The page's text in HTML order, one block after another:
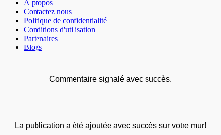
À propos
Contactez nous
Politique de confidentialité
Conditions d'utilisation
Partenaires
Blogs
Commentaire signalé avec succès.
La publication a été ajoutée avec succès sur votre mur!